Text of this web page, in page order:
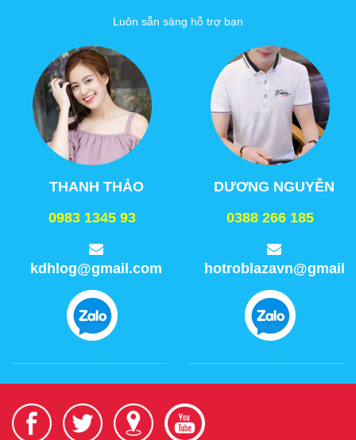
Luôn sẵn sàng hỗ trợ bạn
THANH THẢO
0983 1345 93
kdhlog@gmail.com
DƯƠNG NGUYỄN
0388 266 185